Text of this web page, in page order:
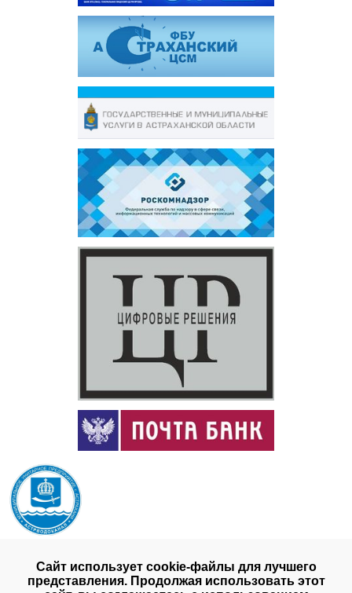
Сайт использует cookie-файлы для лучшего
представления. Продолжая использовать этот